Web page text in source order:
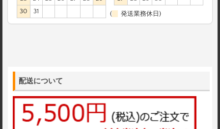
30
31 ( 発送業務休日)
配送について